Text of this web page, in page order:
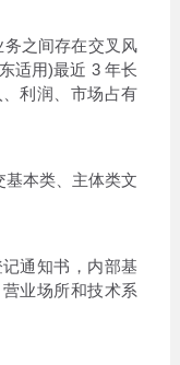
之间存在交叉风
适用)最近 3 年长
利润、市场占有
本类、主体类文
通知书，内部基
业场所和技术系